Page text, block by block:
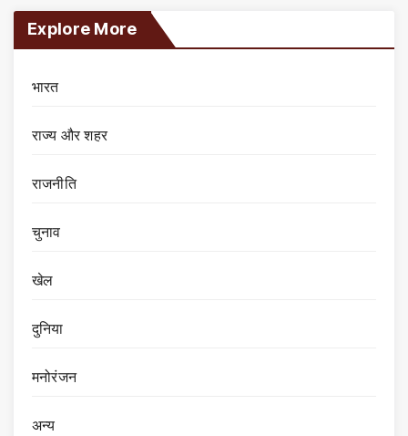
Explore More
भारत
राज्य और शहर
राजनीति
चुनाव
खेल
दुनिया
मनोरंजन
अन्य